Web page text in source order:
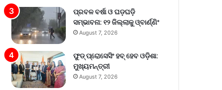
ପ୍ରବଳ ବର୍ଷା ଓ ଘଡ଼ଘଡ଼ି
ସମ୍ଭାବନା: ୧୨ ଜିଲ୍ଲାକୁ ଓ୍ବାର୍ଣ୍ଣିଂ
August 7, 2026
ଫୁଡ୍ ପ୍ରୋସେସିଂ ହବ୍ ହେବ ଓଡ଼ିଶା:
ମୁଖ୍ୟମନ୍ତ୍ରୀ
August 7, 2026